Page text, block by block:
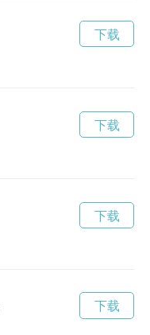
下载
下载
下载
下载